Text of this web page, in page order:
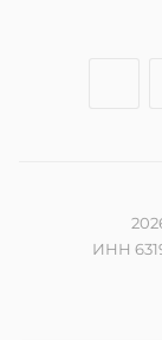
ИНН